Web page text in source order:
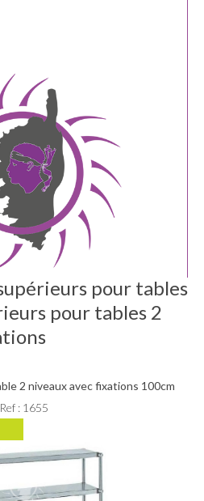
pour tables
pour tables 2
2 niveaux avec fixations 100cm
Ref : 1655